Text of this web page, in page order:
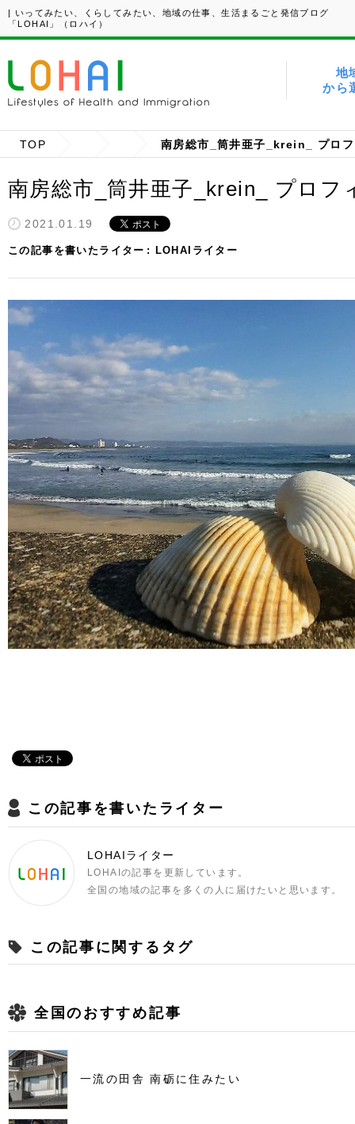
| いってみたい、くらしてみたい、地域の仕事、生活まるごと発信ブログ
「LOHAI」（ロハイ）
地
から
TOP 南房総市_筒井亜子_krein_ プロ
南房総市_筒井亜子_krein_ プロフ
2021.01.19
この記事を書いたライター LOHAIライター
この記事を書いたライター
LOHAIライター
LOHAIの記事を更新しています。
全国の地域の記事を多くの人に届けたいと思います。
この記事に関するタグ
全国のおすすめ記事
一流の田舎 南砺に住みたい